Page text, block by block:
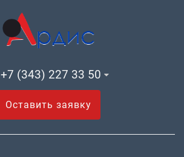
+7 (343) 227 33 50
Оставить заявку